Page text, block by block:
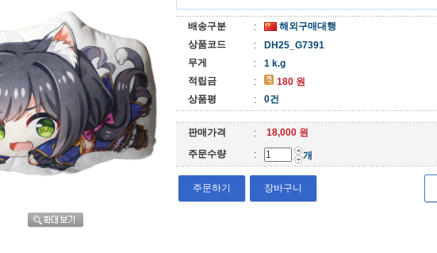
배송구분 :
해외구매대행
상품코드
:
DH25_G7391
무게
:
1 k.g
적립금
:
180 원
상품평
: 0건
판매가격 :
18,000 원
주문수량
: 개
주문하기 장바구니